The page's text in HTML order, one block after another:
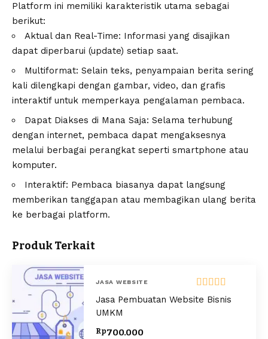
Platform ini memiliki karakteristik utama sebagai
berikut:
Aktual dan Real-Time: Informasi yang disajikan
dapat diperbarui (update) setiap saat.
Multiformat: Selain teks, penyampaian berita sering
kali dilengkapi dengan gambar, video, dan grafis
interaktif untuk memperkaya pengalaman pembaca.
Dapat Diakses di Mana Saja: Selama terhubung
dengan internet, pembaca dapat mengaksesnya
melalui berbagai perangkat seperti smartphone atau
komputer.
Interaktif: Pembaca biasanya dapat langsung
memberikan tanggapan atau membagikan ulang berita
ke berbagai platform.
Produk Terkait
JASA WEBSITE
Dinilai5.00
dari 5
Jasa Pembuatan Website Bisnis
UMKM
Rp700.000